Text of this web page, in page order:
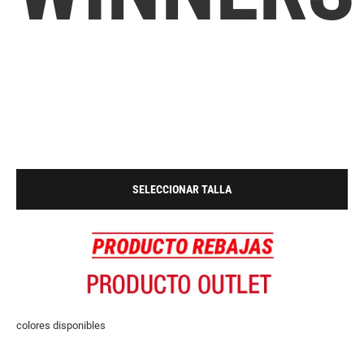
SELECCIONAR TALLA
colores disponibles